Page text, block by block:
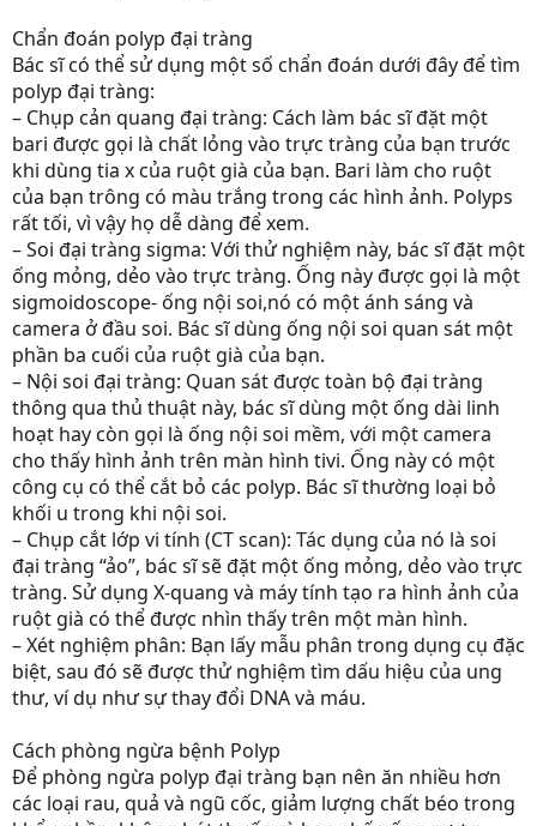
Chẩn đoán polyp đại tràng
Bác sĩ có thể sử dụng một số chẩn đoán dưới đây để tìm
polyp đại tràng:
– Chụp cản quang đại tràng: Cách làm bác sĩ đặt một
bari được gọi là chất lỏng vào trực tràng của bạn trước
khi dùng tia x của ruột già của bạn. Bari làm cho ruột
của bạn trông có màu trắng trong các hình ảnh. Polyps
rất tối, vì vậy họ dễ dàng để xem.
– Soi đại tràng sigma: Với thử nghiệm này, bác sĩ đặt một
ống mỏng, dẻo vào trực tràng. Ống này được gọi là một
sigmoidoscope- ống nội soi,nó có một ánh sáng và
camera ở đầu soi. Bác sĩ dùng ống nội soi quan sát một
phần ba cuối của ruột già của bạn.
– Nội soi đại tràng: Quan sát được toàn bộ đại tràng
thông qua thủ thuật này, bác sĩ dùng một ống dài linh
hoạt hay còn gọi là ống nội soi mềm, với một camera
cho thấy hình ảnh trên màn hình tivi. Ống này có một
công cụ có thể cắt bỏ các polyp. Bác sĩ thường loại bỏ
khối u trong khi nội soi.
– Chụp cắt lớp vi tính (CT scan): Tác dụng của nó là soi
đại tràng “ảo”, bác sĩ sẽ đặt một ống mỏng, dẻo vào trực
tràng. Sử dụng X-quang và máy tính tạo ra hình ảnh của
ruột già có thể được nhìn thấy trên một màn hình.
– Xét nghiệm phân: Bạn lấy mẫu phân trong dụng cụ đặc
biệt, sau đó sẽ được thử nghiệm tìm dấu hiệu của ung
thư, ví dụ như sự thay đổi DNA và máu.
Cách phòng ngừa bệnh Polyp
Để phòng ngừa polyp đại tràng bạn nên ăn nhiều hơn
các loại rau, quả và ngũ cốc, giảm lượng chất béo trong